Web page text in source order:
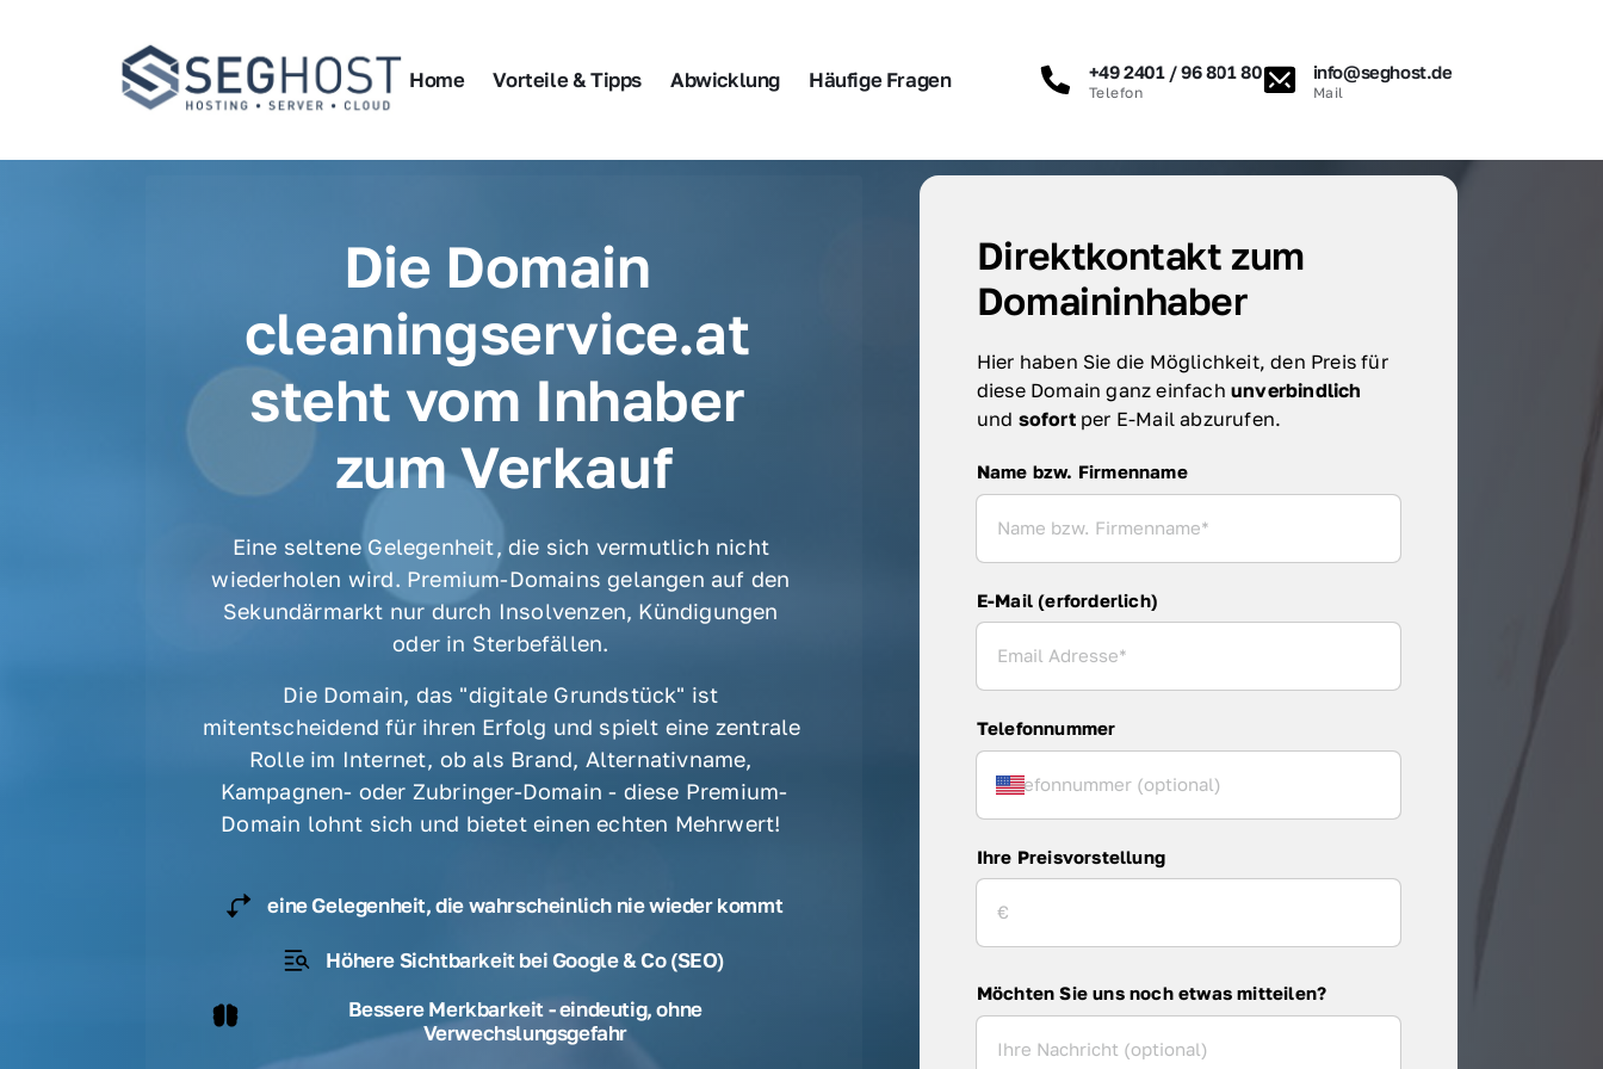
Home Vorteile & Tipps Abwicklung Häufige Fragen +49 2401 / 96 801 80
Telefon
info@seghost.de
Mail
Die Domain
cleaningservice.at
steht vom Inhaber
zum Verkauf
Eine seltene Gelegenheit, die sich vermutlich nicht
wiederholen wird. Premium-Domains gelangen auf den
Sekundärmarkt nur durch Insolvenzen, Kündigungen
oder in Sterbefällen.
Die Domain, das "digitale Grundstück" ist
mitentscheidend für ihren Erfolg und spielt eine zentrale
Rolle im Internet, ob als Brand, Alternativname,
Kampagnen- oder Zubringer-Domain - diese Premium-
Domain lohnt sich und bietet einen echten Mehrwert!
eine Gelegenheit, die wahrscheinlich nie wieder kommt
Höhere Sichtbarkeit bei Google & Co (SEO)
Bessere Merkbarkeit - eindeutig, ohne
Verwechslungsgefahr
Direktkontakt zum
Domaininhaber
Hier haben Sie die Möglichkeit, den Preis für
diese Domain ganz einfach
und sofort per E-Mail abzurufen.
Name bzw. Firmenname
Name bzw. Firmenname
E-Mail (erforderlich)
Telefonnummer
Ihre Preisvorstellung
Möchten Sie uns noch etwas mitteilen?